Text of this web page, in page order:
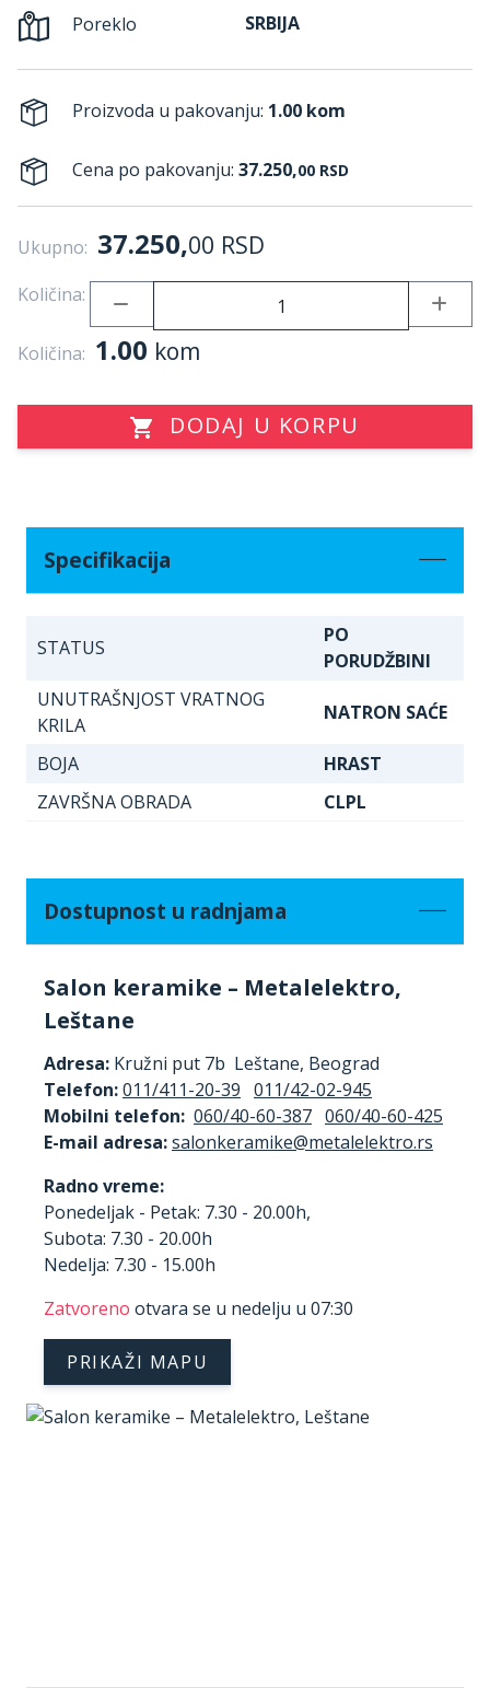
Poreklo SRBIJA
Proizvoda u pakovanju: 1.00 kom
Cena po pakovanju: 37.250,00 RSD
Ukupno: 37.250,00 RSD
Količina:
Količina: 1.00 kom
DODAJ U KORPU
Specifikacija
STATUS
PO
PORUDŽBINI
UNUTRAŠNJOST VRATNOG
KRILA
NATRON SAĆE
BOJA
HRAST
ZAVRŠNA OBRADA
CLPL
Dostupnost u radnjama
Salon keramike – Metalelektro,
Leštane
Adresa: Kružni put 7b Leštane, Beograd
Telefon:011/411-20-39 011/42-02-945
Mobilni telefon: 060/40-60-387 060/40-60-425
E-mail adresa:
Radno vreme:
Ponedeljak - Petak: 7.30 - 20.00h,
Subota: 7.30 - 20.00h
Nedelja: 7.30 - 15.00h
Zatvoreno otvara se u nedelju u 07:30
PRIKAŽI MAPU